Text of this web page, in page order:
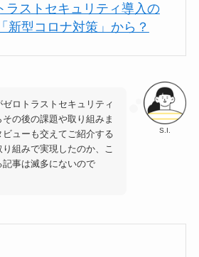
ラストセキュリティ導入の
新型コロナ対策」から？
S.I.
ロトラストセキュリティ
の後の課題や取り組みま
ューも交えてご紹介する
組みで実現したのか、こ
記事は滅多にないので